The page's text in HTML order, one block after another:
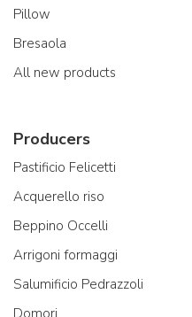
Pillow
Bresaola
All new products
Producers
Pastificio Felicetti
Acquerello riso
Beppino Occelli
Arrigoni formaggi
Salumificio Pedrazzoli
Domori